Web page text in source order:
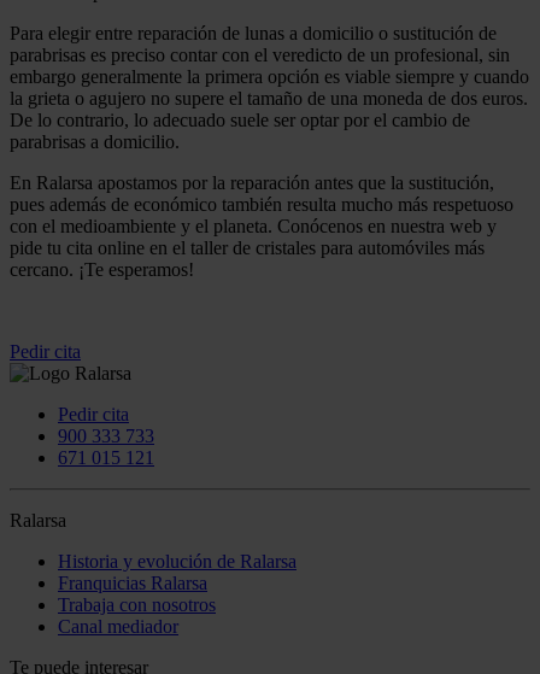
Para elegir entre reparación de lunas a domicilio o sustitución de
parabrisas es preciso contar con el veredicto de un profesional, sin
embargo generalmente la primera opción es viable siempre y cuando
la grieta o agujero no supere el tamaño de una moneda de dos euros.
De lo contrario, lo adecuado suele ser optar por el cambio de
parabrisas a domicilio.
En Ralarsa apostamos por la reparación antes que la sustitución,
pues además de económico también resulta mucho más respetuoso
con el medioambiente y el planeta. Conócenos en nuestra web y
pide tu cita online en el taller de cristales para automóviles más
cercano. ¡Te esperamos!
Pedir cita
Pedir cita
900 333 733
671 015 121
Ralarsa
Historia y evolución de Ralarsa
Franquicias Ralarsa
Trabaja con nosotros
Canal mediador
Te puede interesar